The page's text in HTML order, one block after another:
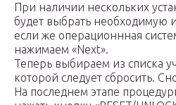
При наличии нескольких
будет выбрать необходимую
если же операционнная
нажимаем «Next».
Теперь выбираем из списка
которой следует сбросить.
На последнем этапе